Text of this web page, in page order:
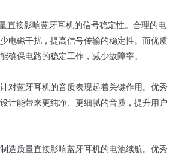
直接影响蓝牙耳机的信号稳定性。合理的电
电磁干扰，提高信号传输的稳定性。而优质
确保电路的稳定工作，减少故障率。
对蓝牙耳机的音质表现起着关键作用。优秀
计能带来更纯净、更细腻的音质，提升用户
造质量直接影响蓝牙耳机的电池续航。优秀